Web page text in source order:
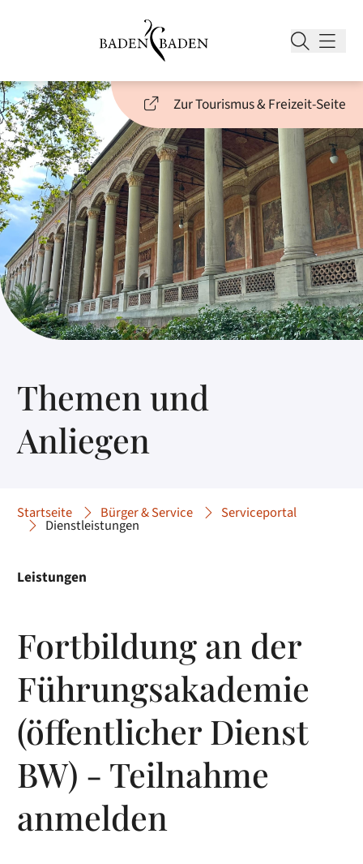
Zur Tourismus & Freizeit-Seite
Themen und
Anliegen
Startseite Bürger & Service Serviceportal
Dienstleistungen
Leistungen
Fortbildung an der
Führungsakademie
(öffentlicher Dienst
BW) - Teilnahme
anmelden